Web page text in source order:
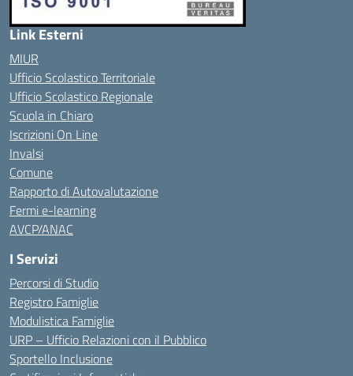
Link Esterni
MIUR
Ufficio Scolastico Territoriale
Ufficio Scolastico Regionale
Scuola in Chiaro
Iscrizioni On Line
Invalsi
Comune
Rapporto di Autovalutazione
Fermi e-learning
AVCP/ANAC
I Servizi
Percorsi di Studio
Registro Famiglie
Modulistica Famiglie
URP – Ufficio Relazioni con il Pubblico
Sportello Inclusione